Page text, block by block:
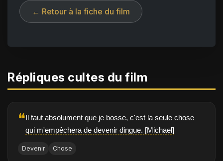
← Retour à la fiche du film
Répliques cultes du film
❝Il faut absolument que je bosse, c'est la seule chose
qui m'empêchera de devenir dingue. [Michael]
Devenir Chose